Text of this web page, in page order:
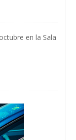
en la Sala